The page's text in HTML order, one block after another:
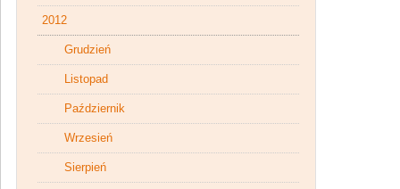
2012
Grudzień
Listopad
Październik
Wrzesień
Sierpień